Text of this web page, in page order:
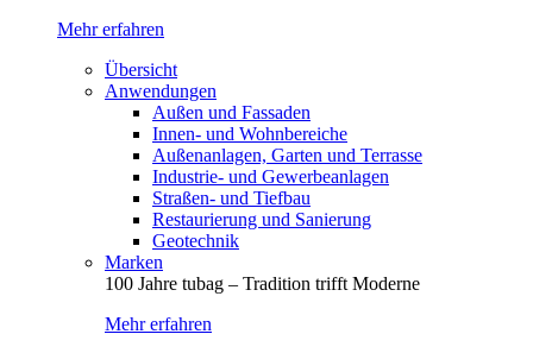
Mehr erfahren
Übersicht
Anwendungen
Außen und Fassaden
Innen- und Wohnbereiche
Außenanlagen, Garten und Terrasse
Industrie- und Gewerbeanlagen
Straßen- und Tiefbau
Restaurierung und Sanierung
Geotechnik
Marken
100 Jahre tubag – Tradition trifft Moderne
Mehr erfahren